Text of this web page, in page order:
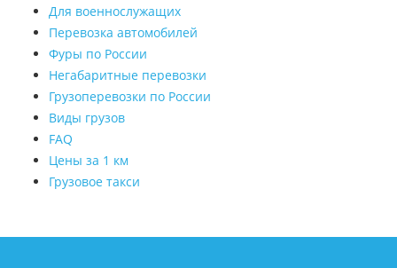
Для военнослужащих
Перевозка автомобилей
Фуры по России
Негабаритные перевозки
Грузоперевозки по России
Виды грузов
FAQ
Цены за 1 км
Грузовое такси